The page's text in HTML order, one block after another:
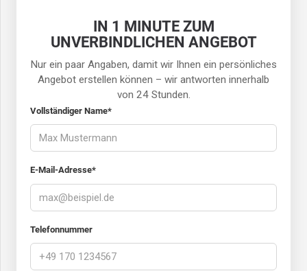
IN 1 MINUTE ZUM
UNVERBINDLICHEN ANGEBOT
Nur ein paar Angaben, damit wir Ihnen ein persönliches
Angebot erstellen können – wir antworten innerhalb
von 24 Stunden.
Vollständiger Name*
E-Mail-Adresse*
Telefonnummer